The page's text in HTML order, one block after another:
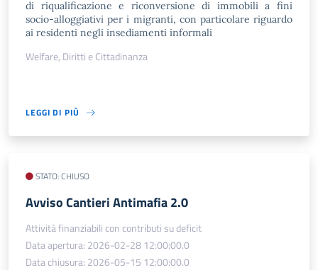
di riqualificazione e riconversione di immobili a fini
socio-alloggiativi per i migranti, con particolare riguardo
ai residenti negli insediamenti informali
Welfare, Diritti e Cittadinanza
LEGGI DI PIÙ
STATO: CHIUSO
​Avviso Cantieri Antimafia 2.0
Attività finanziabili con contributi su deficit
Data apertura: 2026-02-28 12:00:00.0
Data chiusura: 2026-05-15 12:00:00.0